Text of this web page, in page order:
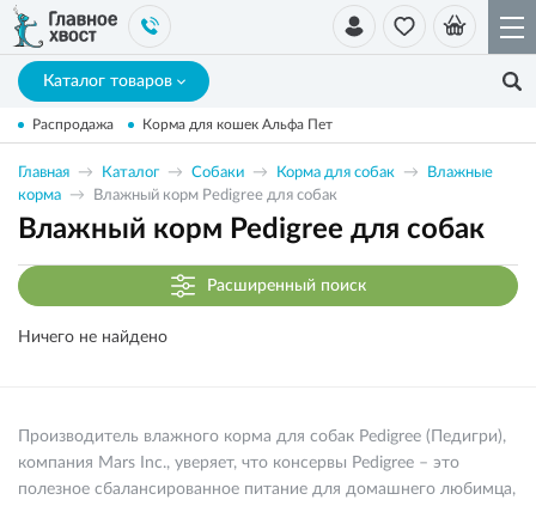
Каталог товаров
Распродажа Корма для кошек Альфа Пет
Главная Каталог Собаки Корма для собак
Влажные
корма
Влажный корм Pedigree для собак
Влажный корм Pedigree для собак
Расширенный поиск
Ничего не найдено
Производитель влажного корма для собак Pedigree (Педигри),
компания Mars Inc., уверяет, что консервы Pedigree – это
полезное сбалансированное питание для домашнего любимца,